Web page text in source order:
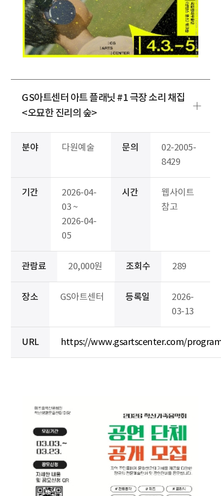
GS아트센터 아트 플래닛 #1 극장 소리 채집
<오묘한 진리의 숲>
분야 다원예술 문의
02-2005-
8429
기간
2026-04-
03 ~
2026-04-
05
시간
웹사이트
참고
관람료 20,000원 조회수 289
장소 GS아트센터 등록일
2026-
03-13
URL https://www.gsartscenter.com/